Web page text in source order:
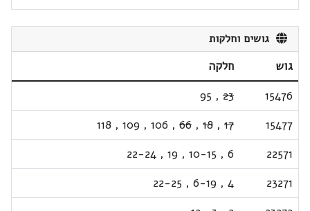
גושים וחלקות
גוש
חלקה
15476
23
,
95
15477
17
,
18
,
66
,
106
,
109
,
118
22571
6
,
10-15
,
19
,
22-24
23271
4
,
6-19
,
22-25